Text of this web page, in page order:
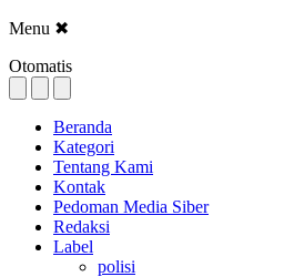
Menu ✖
Otomatis
Beranda
Kategori
Tentang Kami
Kontak
Pedoman Media Siber
Redaksi
Label
polisi